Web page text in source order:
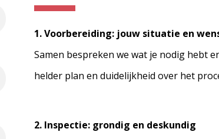
1. Voorbereiding: jouw situatie en
Samen bespreken we wat je nodig hebt
helder plan en duidelijkheid over het
2. Inspectie: grondig en deskundig